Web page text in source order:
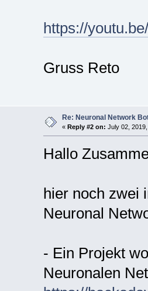
https://
Gruss Reto
Re: Neuronal Network
« Reply #2 on: July 02,
Hallo
hier noch zwei
Neuronal
- Ein Projekt
Neuronalen